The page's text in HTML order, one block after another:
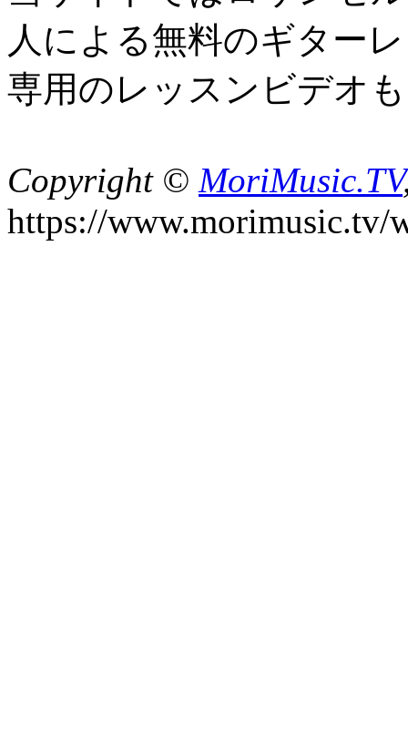
人による無料のギター
専用のレッスンビデオ
Copyright © MoriMusic.TV
https://www.morimusic.tv/